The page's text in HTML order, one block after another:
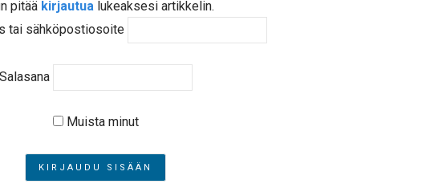
pitää kirjautua lukeaksesi artikkelin.
tai sähköpostiosoite
Salasana
Muista minut